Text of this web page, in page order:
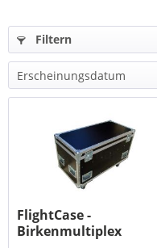
Filtern
FlightCase -
Birkenmultiplex